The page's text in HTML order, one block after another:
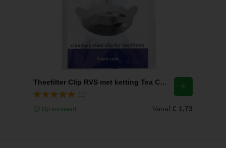
Theefilter Clip RVS met ketting Tea Click Finum
Op voorraad Vanaf € 1,73